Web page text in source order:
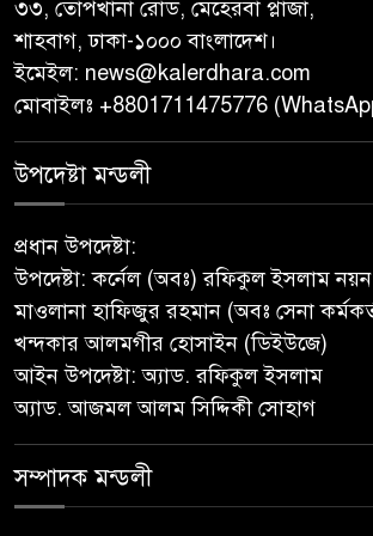
সুজন
‎বাটাজোড়-সরিকল
প্রশাসন
ঘাট রক্ষা
ইউএনও
পুনরায় সহকারী
হিসেবে নিয়োগ
নেছারাবাদের
ছফওয়ান
৩৩, তোপখানা রোড, মেহেরবা প্লাজা,
শাহবাগ, ঢাকা-১০০০ বাংলাদেশ।
ইমেইল: news@kalerdhara.com
মোবাইলঃ +8801711475776
উপদেষ্টা মন্ডলী
প্রধান উপদেষ্টা:
উপদেষ্টা: কর্নেল (অবঃ) রফিকুল ইসলাম নয়ন
মাওলানা হাফিজুর রহমান (অবঃ সেনা
খন্দকার আলমগীর হোসাইন (ডিইউজে)
আইন উপদেষ্টা: অ্যাড. রফিকুল ইসলাম
অ্যাড. আজমল আলম সিদ্দিকী সোহাগ
সম্পাদক মন্ডলী